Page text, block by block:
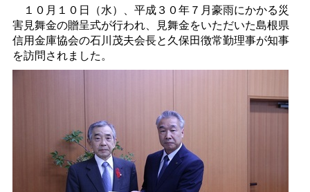
１０月１０日（水）、平成３０年７月豪雨にかかる災
害見舞金の贈呈式が行われ、見舞金をいただいた島根県
信用金庫協会の石川茂夫会長と久保田徴常勤理事が知事
を訪問されました。